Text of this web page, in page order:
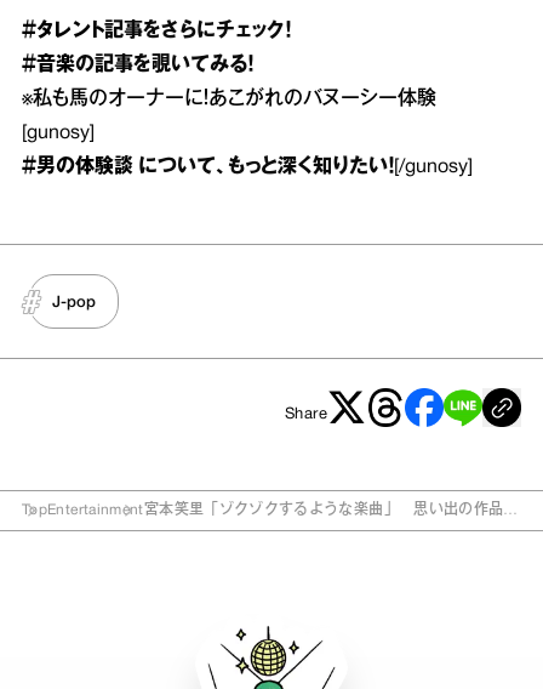
＃タレント記事をさらにチェック！
＃音楽の記事を覗いてみる！
※私も馬のオーナーに！あこがれのバヌーシー体験
[gunosy]
＃男の体験談 について、もっと深く知りたい！ [/gunosy]
J-pop
Share
TopEntertainment宮本笑里「ゾクゾクするような楽曲」 思い出の作品を